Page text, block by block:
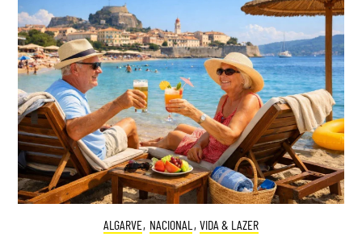
ALGARVE, NACIONAL , VIDA & LAZER